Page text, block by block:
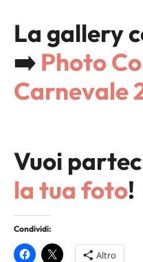
La gallery
➡️ Photo
Carnevale
Vuoi
la tua foto!
Condividi:
Altro